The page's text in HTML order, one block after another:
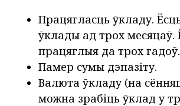
Працягласць ўкладу.
ўклады ад трох месяцаў.
працяглыя да трох гадоў.
Памер сумы дэпазіту.
Валюта ўкладу (на
можна зрабіць ўклад у